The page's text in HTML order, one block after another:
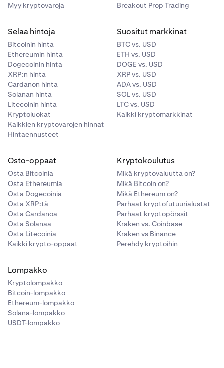
Myy kryptovaroja
Breakout Prop Trading
Selaa hintoja
Bitcoinin hinta
Ethereumin hinta
Dogecoinin hinta
XRP:n hinta
Cardanon hinta
Solanan hinta
Litecoinin hinta
Kryptoluokat
Kaikkien kryptovarojen hinnat
Hintaennusteet
Suositut markkinat
BTC vs. USD
ETH vs. USD
DOGE vs. USD
XRP vs. USD
ADA vs. USD
SOL vs. USD
LTC vs. USD
Kaikki kryptomarkkinat
Osto-oppaat
Osta Bitcoinia
Osta Ethereumia
Osta Dogecoinia
Osta XRP:tä
Osta Cardanoa
Osta Solanaa
Osta Litecoinia
Kaikki krypto-oppaat
Kryptokoulutus
Mikä kryptovaluutta on?
Mikä Bitcoin on?
Mikä Ethereum on?
Parhaat kryptofutuurialustat
Parhaat kryptopörssit
Kraken vs. Coinbase
Kraken vs Binance
Perehdy kryptoihin
Lompakko
Kryptolompakko
Bitcoin-lompakko
Ethereum-lompakko
Solana-lompakko
USDT-lompakko